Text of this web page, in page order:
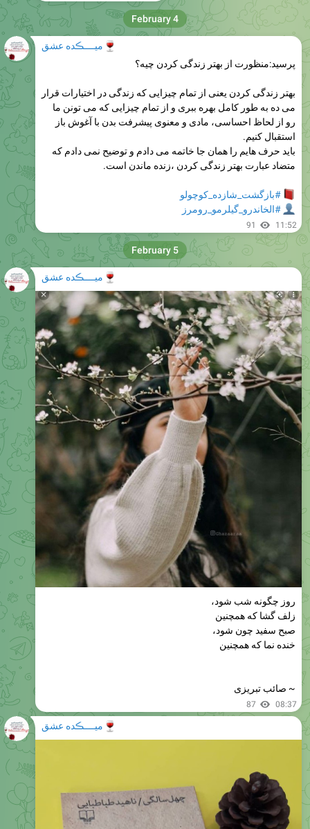
🍷میــــڪده عشق
پرسید:منظورت از بهتر زندگی کردن چیه؟
بهتر زندگی کردن یعنی از تمام چیزایی که زندگی در اختیارات قرار
می ده به طور کامل بهره ببری و از تمام چیزایی که می تونن ما
رو از لحاظ احساسی، مادی و معنوی پیشرفت بدن با آغوش باز
استقبال کنیم.
باید حرف هایم را همان جا خاتمه می دادم و توضیح نمی دادم که
متضاد عبارت بهتر زندگی کردن ،زنده ماندن است.
#بازگشت_شازده‌_کوچولو
#الخاندرو_گیلرمو_رومرز
91 11:52
February 4
🍷میــــڪده عشق
روز چگونه شب شود،
زلف گشا که همچنین
صبح سفید چون شود،
خنده نما که همچنین
~ صائب تبریزی
87 08:37
February 5
🍷میــــڪده عشق